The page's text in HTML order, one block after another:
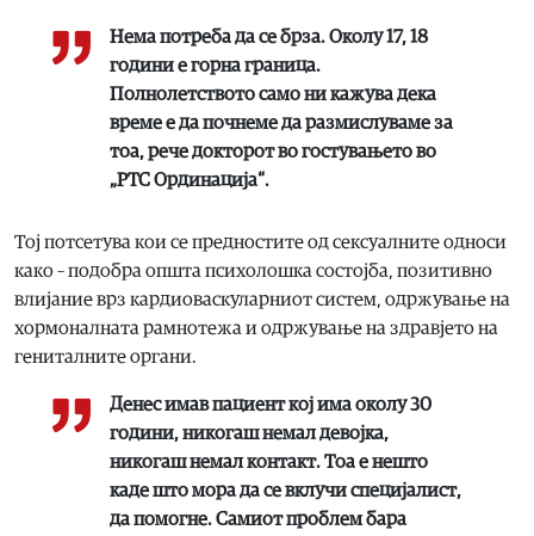
Нема потреба да се брза. Околу 17, 18
години е горна граница.
Полнолетството само ни кажува дека
време е да почнеме да размислуваме за
тоа, рече докторот во гостувањето во
„РТС Ординација“.
Тој потсетува кои се предностите од сексуалните односи
како – подобра општа психолошка состојба, позитивно
влијание врз кардиоваскуларниот систем, одржување на
хормоналната рамнотежа и одржување на здравјето на
гениталните органи.
Денес имав пациент кој има околу 30
години, никогаш немал девојка,
никогаш немал контакт. Тоа е нешто
каде што мора да се вклучи специјалист,
да помогне. Самиот проблем бара